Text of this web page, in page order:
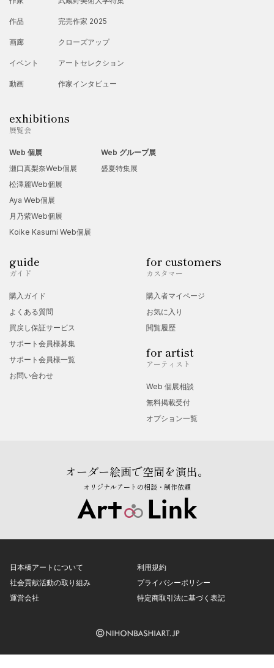
作品
画廊
イベント
動画
完売作家 2025
クローズアップ
アートセレクション
作家インタビュー
exhibitions
展覧会
Web 個展
瀬口真梨奈Web個展
松澤麗Web個展
Aya Web個展
月乃紫Web個展
Koike Kasumi Web個展
Web グループ展
盛夏特集展
guide
ガイド
購入ガイド
よくある質問
買戻し保証サービス
サポート会員様募集
サポート会員様一覧
お問い合わせ
for customers
カスタマー
購入者マイページ
お気に入り
閲覧履歴
for artist
アーティスト
Web 個展相談
無料掲載受付
オプション一覧
オーダー絵画で空間を演出。
オリジナルアートの相談・制作依頼
日本橋アートについて
社会貢献活動の取り組み
運営会社
利用規約
プライバシーポリシー
特定商取引法に基づく表記